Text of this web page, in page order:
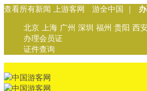
查看所有新闻 上游客网 游全中国 ｜
北京 上海 广州 深圳 福州 贵阳 西
办理会员证
证件查询